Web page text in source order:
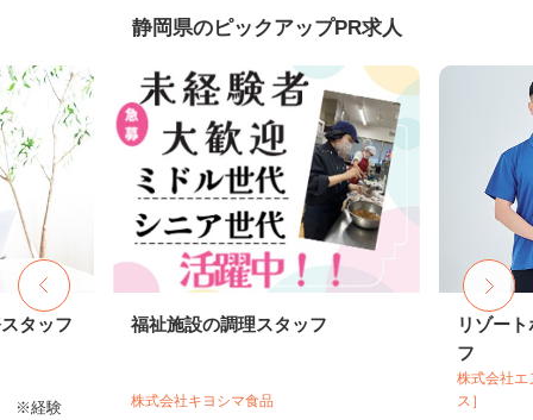
静岡県のピックアップPR求人
タッフ
※経験
福祉施設の調理スタッフ
株式会社キヨシマ食品
リゾー
フ
株式会社エ
ス］